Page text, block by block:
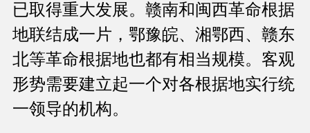
已取得重大发展。赣南和闽西革命根据
地联结成一片，鄂豫皖、湘鄂西、赣东
北等革命根据地也都有相当规模。客观
形势需要建立起一个对各根据地实行统
一领导的机构。